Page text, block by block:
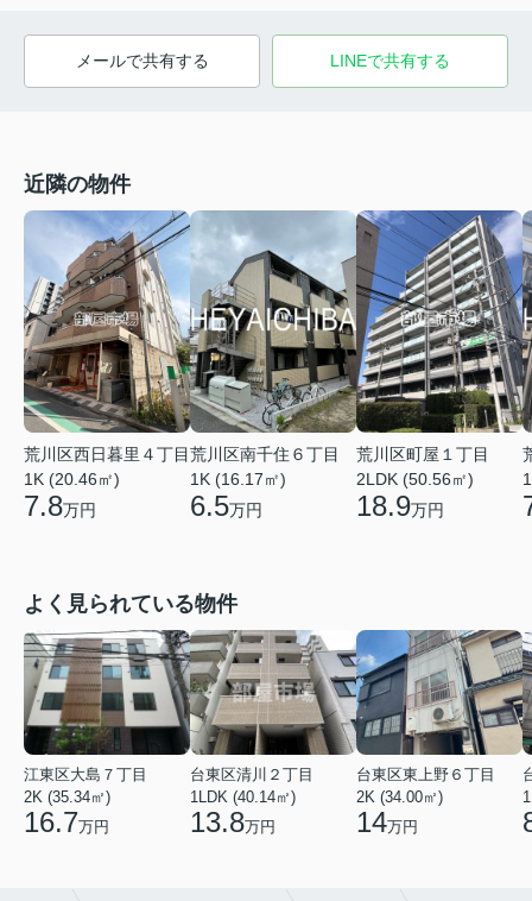
メールで共有する LINEで共有する
近隣の物件
荒川区西日暮里４丁目
1K (20.46㎡)
7.8万円
荒川区南千住６丁目
1K (16.17㎡)
6.5万円
荒川区町屋１丁目
2LDK (50.56㎡)
18.9万円
よく見られている物件
江東区大島７丁目
2K (35.34㎡)
16.7万円
台東区清川２丁目
1LDK (40.14㎡)
13.8万円
台東区東上野６丁目
2K (34.00㎡)
14万円